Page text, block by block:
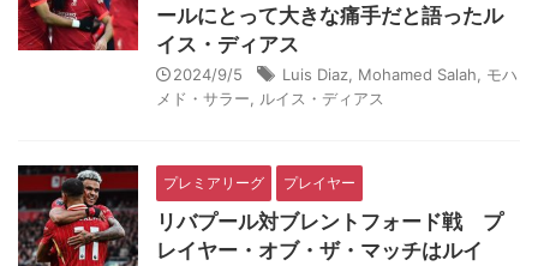
ールにとって大きな痛手だと語ったル
イス・ディアス
2024/9/5 Luis Diaz Mohamed Salah
モハ
メド・サラー
ルイス・ディアス
プレミアリーグ プレイヤー
リバプール対ブレントフォード戦 プ
レイヤー・オブ・ザ・マッチはルイ